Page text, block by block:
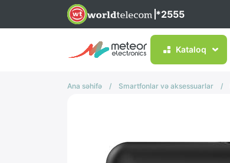
*2555
Kataloq
Ana səhifə / Smartfonlar və aksessuarlar /